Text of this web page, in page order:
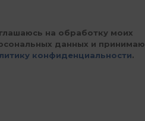
на обработку моих
данных и принимаю
конфиденциальности.